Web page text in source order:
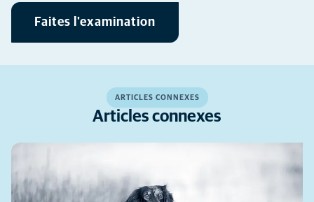
Faites l'examination
ARTICLES CONNEXES
Articles connexes